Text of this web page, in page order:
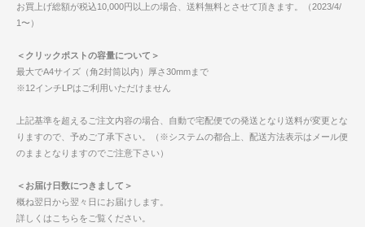
お買上げ総額が税込10,000円以上の場合、送料無料とさせて頂きます。（2023/4/
1〜）
＜クリックポストの容量について＞
最大でA4サイズ（角2封筒以内）厚さ30mmまで
※12インチLPはご利用いただけません
上記基準を超えるご注文内容の場合、自動で宅配便での発送となり送料が変更とな
りますので、予めご了承下さい。（※システムの都合上、配送方法表示はメール便
のままとなりますのでご注意下さい）
＜お届け日数につきまして＞
概ね翌日から翌々日にお届けします。
詳しくはこちらをご覧ください。